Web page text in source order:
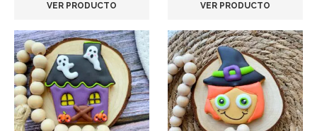
VER PRODUCTO VER PRODUCTO